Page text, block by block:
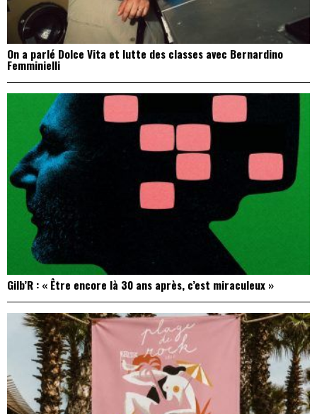
On a parlé Dolce Vita et lutte des classes avec Bernardino
Femminielli
Gilb’R : « Être encore là 30 ans après, c’est miraculeux »